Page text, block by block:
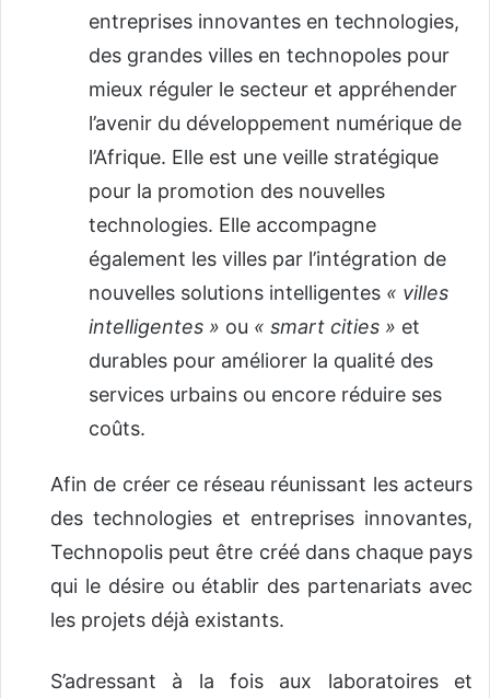
entreprises innovantes en technologies,
des grandes villes en technopoles pour
mieux réguler le secteur et appréhender
l’avenir du développement numérique de
l’Afrique. Elle est une veille stratégique
pour la promotion des nouvelles
technologies. Elle accompagne
également les villes par l’intégration de
nouvelles solutions intelligentes « villes
intelligentes » ou « smart cities » et
durables pour améliorer la qualité des
services urbains ou encore réduire ses
coûts.
Afin de créer ce réseau réunissant les acteurs
des technologies et entreprises innovantes,
Technopolis peut être créé dans chaque pays
qui le désire ou établir des partenariats avec
les projets déjà existants.
S’adressant à la fois aux laboratoires et